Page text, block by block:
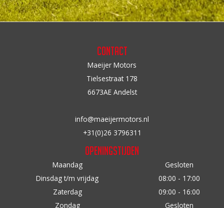
Contact
Maeijer Motors
Tielsestraat 178
6673AE Andelst
info@maeijermotors.nl
+31(0)26 3796311
Openingstijden
Maandag
Gesloten
Dinsdag t/m vrijdag
08:00 - 17:00
Zaterdag
09:00 - 16:00
Zondag
Gesloten